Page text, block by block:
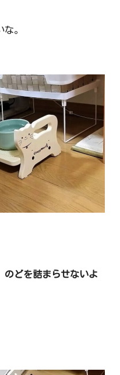
。
のどを詰まらせないよ